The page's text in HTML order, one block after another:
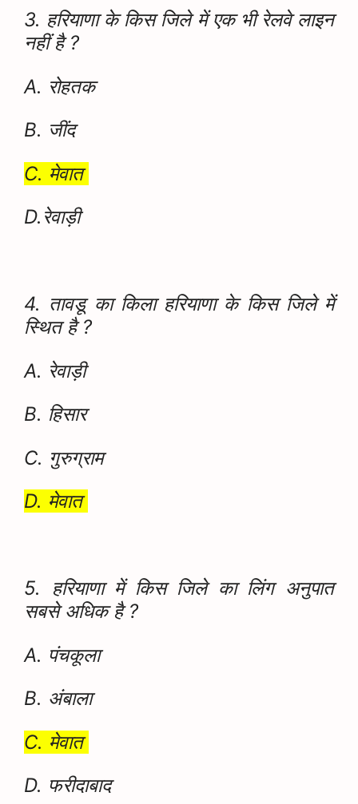
3. हरियाणा के किस जिले में एक भी रेलवे लाइन
नहीं है ?
A. रोहतक
B. जींद
C. मेवात
D.रेवाड़ी
4. तावडू का किला हरियाणा के किस जिले में
स्थित है ?
A. रेवाड़ी
B. हिसार
C. गुरुग्राम
D. मेवात
5. हरियाणा में किस जिले का लिंग अनुपात
सबसे अधिक है ?
A. पंचकूला
B. अंबाला
C. मेवात
D. फरीदाबाद